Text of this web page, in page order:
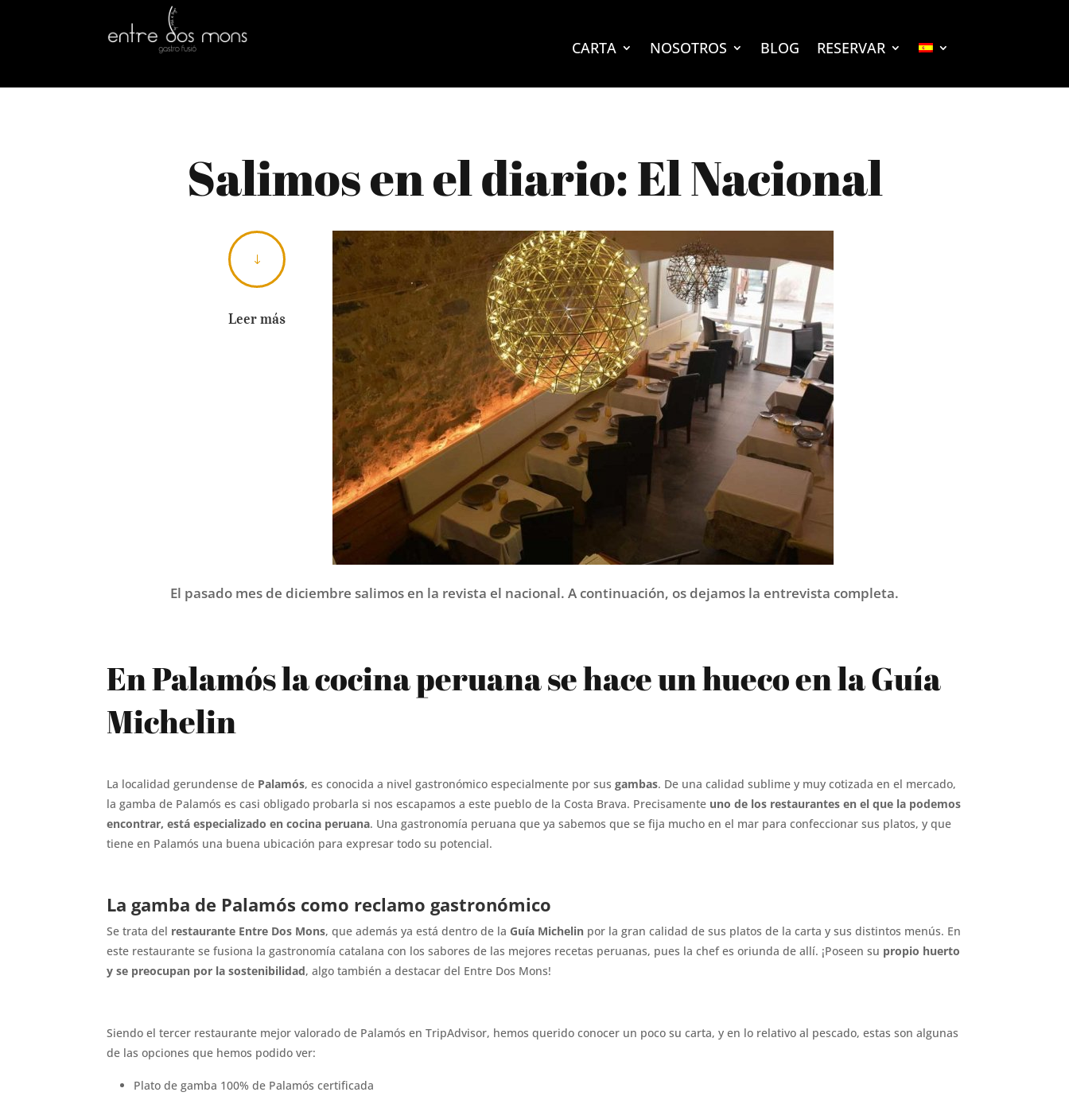
CARTA NOSOTROS BLOG RESERVAR
Salimos en el diario: El Nacional
"
Leer más
El pasado mes de diciembre salimos en la revista el nacional. A continuación, os dejamos la entrevista completa.
En Palamós la cocina peruana se hace un hueco en la Guía
Michelin
La localidad gerundense de Palamós, es conocida a nivel gastronómico especialmente por susgambas. De una calidad sublime y muy cotizada en el mercado,
la gamba de Palamós es casi obligado probarla si nos escapamos a este pueblo de la Costa Brava. Precisamente uno de los restaurantes en el que la podemos
encontrar, está especializado en cocina peruana. Una gastronomía peruana que ya sabemos que se fija mucho en el mar para confeccionar sus platos, y que
tiene en Palamós una buena ubicación para expresar todo su potencial.
La gamba de Palamós como reclamo gastronómico
Se trata del restaurante Entre Dos Mons, que además ya está dentro de la Guía Michelin por la gran calidad de sus platos de la carta y sus distintos menús. En
este restaurante se fusiona la gastronomía catalana con los sabores de las mejores recetas peruanas, pues la chef es oriunda de allí. ¡Poseen su propio huerto
y se preocupan por la sostenibilidad, algo también a destacar del Entre Dos Mons!
Siendo el tercer restaurante mejor valorado de Palamós en TripAdvisor, hemos querido conocer un poco su carta, y en lo relativo al pescado, estas son algunas
de las opciones que hemos podido ver:
Plato de gamba 100% de Palamós certificada